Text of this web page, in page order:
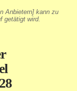
Anbietern] kann zu
getätigt wird.